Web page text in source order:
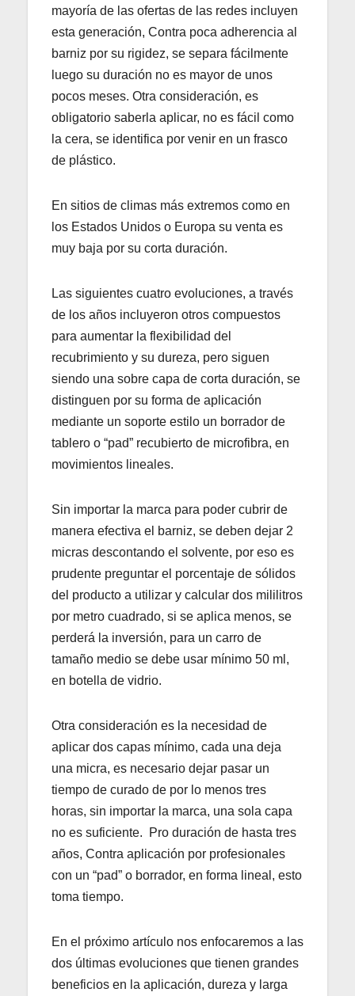
mayoría de las ofertas de las redes incluyen
esta generación, Contra poca adherencia al
barniz por su rigidez, se separa fácilmente
luego su duración no es mayor de unos
pocos meses. Otra consideración, es
obligatorio saberla aplicar, no es fácil como
la cera, se identifica por venir en un frasco
de plástico.
En sitios de climas más extremos como en
los Estados Unidos o Europa su venta es
muy baja por su corta duración.
Las siguientes cuatro evoluciones, a través
de los años incluyeron otros compuestos
para aumentar la flexibilidad del
recubrimiento y su dureza, pero siguen
siendo una sobre capa de corta duración, se
distinguen por su forma de aplicación
mediante un soporte estilo un borrador de
tablero o “pad” recubierto de microfibra, en
movimientos lineales.
Sin importar la marca para poder cubrir de
manera efectiva el barniz, se deben dejar 2
micras descontando el solvente, por eso es
prudente preguntar el porcentaje de sólidos
del producto a utilizar y calcular dos mililitros
por metro cuadrado, si se aplica menos, se
perderá la inversión, para un carro de
tamaño medio se debe usar mínimo 50 ml,
en botella de vidrio.
Otra consideración es la necesidad de
aplicar dos capas mínimo, cada una deja
una micra, es necesario dejar pasar un
tiempo de curado de por lo menos tres
horas, sin importar la marca, una sola capa
no es suficiente. Pro duración de hasta tres
años, Contra aplicación por profesionales
con un “pad” o borrador, en forma lineal, esto
toma tiempo.
En el próximo artículo nos enfocaremos a las
dos últimas evoluciones que tienen grandes
beneficios en la aplicación, dureza y larga